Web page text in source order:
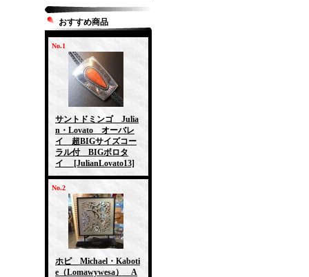
おすすめ商品
No.1
サントドミンゴ Julia
n・Lovato オーバレ
イ 超BIGサイズコー
ラル付 BIGボロタ
イ
[JulianLovato13]
No.2
ホピ Michael・Kaboti
e（Lomawywesa） A